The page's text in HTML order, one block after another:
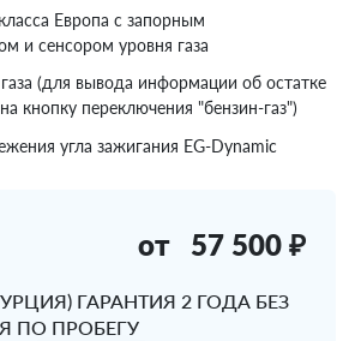
Европа с запорным
и сенсором уровня газа
(для вывода информации об остатке
кнопку переключения "бензин-газ")
угла зажигания EG-Dynamic
ГАРАНТИЯ 2 ГОДА БЕЗ
ПО ПРОБЕГУ
от 57 500 ₽